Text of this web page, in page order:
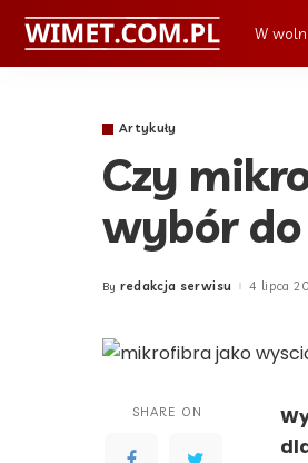
W
Artykuły
Czy
wybór do
Posted
By redakcja serwisu 4 lipca
SHARE ON